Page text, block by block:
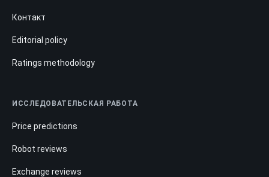
Контакт
Editorial policy
Ratings methodology
ИССЛЕДОВАТЕЛЬСКАЯ РАБОТА
Price predictions
Robot reviews
Exchange reviews